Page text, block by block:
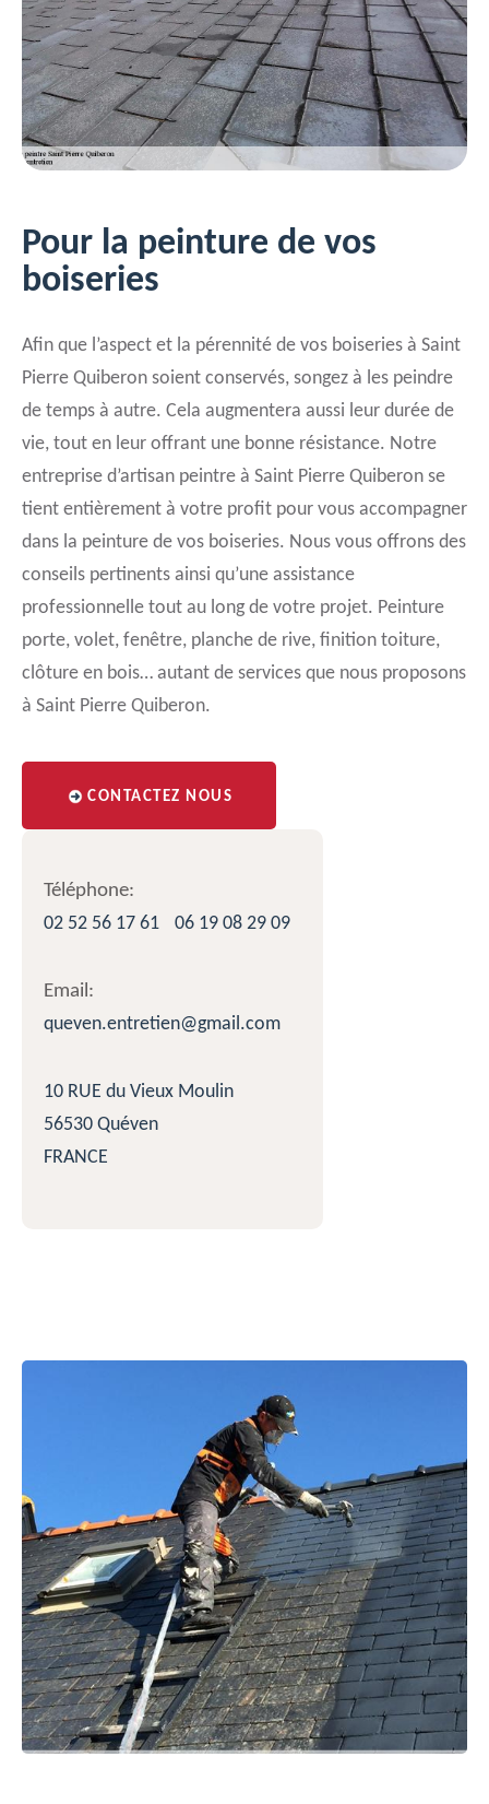
Pour la peinture de vos
boiseries
Afin que l’aspect et la pérennité de vos boiseries à Saint
Pierre Quiberon soient conservés, songez à les peindre
de temps à autre. Cela augmentera aussi leur durée de
vie, tout en leur offrant une bonne résistance. Notre
entreprise d’artisan peintre à Saint Pierre Quiberon se
tient entièrement à votre profit pour vous accompagner
dans la peinture de vos boiseries. Nous vous offrons des
conseils pertinents ainsi qu’une assistance
professionnelle tout au long de votre projet. Peinture
porte, volet, fenêtre, planche de rive, finition toiture,
clôture en bois… autant de services que nous proposons
à Saint Pierre Quiberon.
CONTACTEZ NOUS
Téléphone:
02 52 56 17 61
06 19 08 29 09
Email:
queven.entretien@gmail.com
10 RUE du Vieux Moulin
56530 Quéven
FRANCE